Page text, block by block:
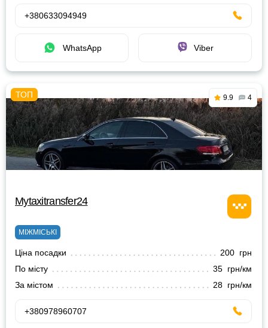
+380633094949
WhatsApp Viber
9.9 4
Mytaxitransfer24
МІЖМІСЬКІ
Ціна посадки
200 грн
По місту
35 грн/км
За містом
28 грн/км
+380978960707